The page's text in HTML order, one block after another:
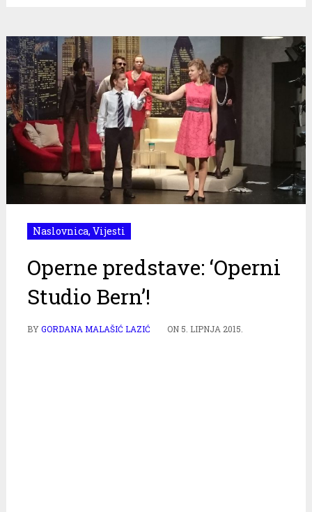
Naslovnica, Vijesti
Operne predstave: ‘Operni
Studio Bern’!
BYGORDANA MALAŠIĆ LAZIĆ ON 5. LIPNJA 2015.